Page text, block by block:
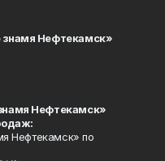
знамя Нефтекамск»
Нефтекамск»
Нефтекамск» по